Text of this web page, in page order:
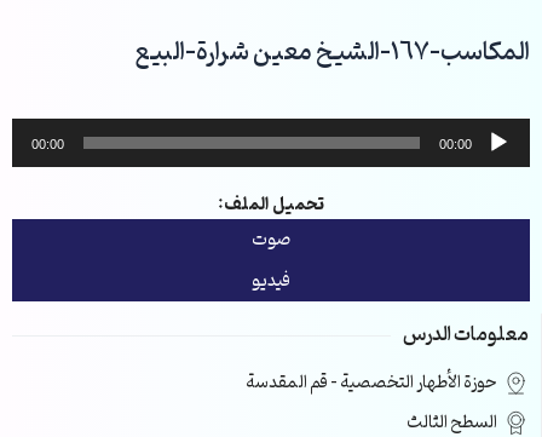
إلىالمكاسب-167-الشيخ معين شرارة-البيع
مشغل
الصوت
00:00
00:00
تحميل الملف:
صوت
فيديو
معلومات الدرس
حوزة الأطهار التخصصية – قم المقدسة
السطح الثالث